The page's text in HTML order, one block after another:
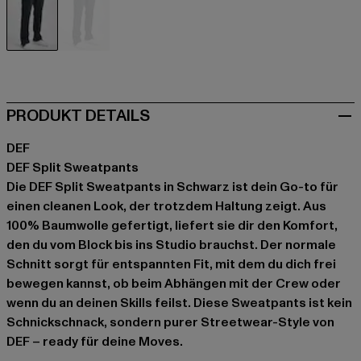
PRODUKT DETAILS
DEF
DEF Split Sweatpants
Die DEF Split Sweatpants in Schwarz ist dein Go-to für
einen cleanen Look, der trotzdem Haltung zeigt. Aus
100% Baumwolle gefertigt, liefert sie dir den Komfort,
den du vom Block bis ins Studio brauchst. Der normale
Schnitt sorgt für entspannten Fit, mit dem du dich frei
bewegen kannst, ob beim Abhängen mit der Crew oder
wenn du an deinen Skills feilst. Diese Sweatpants ist kein
Schnickschnack, sondern purer Streetwear-Style von
DEF – ready für deine Moves.